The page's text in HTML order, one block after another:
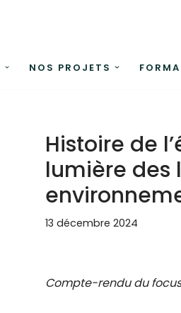
NOS PROJETS
Histoire de
lumière des
13 décembre 2024
Compte-rendu du